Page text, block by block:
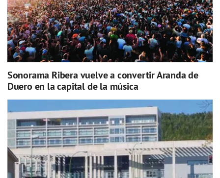
Sonorama Ribera vuelve a convertir Aranda de
Duero en la capital de la música